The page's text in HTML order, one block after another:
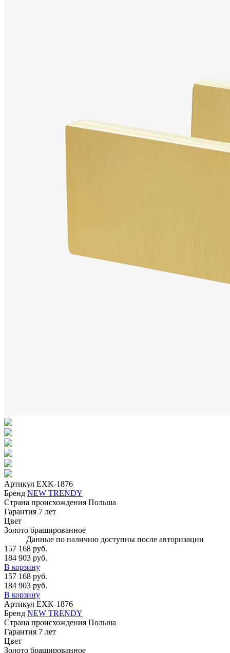
Артикул EXK-1876
Бренд NEW TRENDY
Страна происхождения Польша
Гарантия 7 лет
Цвет
Золото брашированное
Данные по наличию доступны после авторизации
157 168 руб.
184 903 руб.
В корзину
157 168 руб.
184 903 руб.
В корзину
Артикул EXK-1876
Бренд NEW TRENDY
Страна происхождения Польша
Гарантия 7 лет
Цвет
Золото брашированное